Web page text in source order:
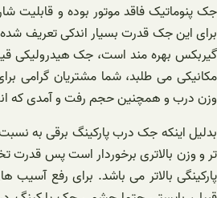
جک پنوماتیک فاقد موتور بوده و قابلیت
برای این جک قدرت بسیار اندکی تعریف
گیربکس بهره مند است، جک هیدرولیکی
مکانیکی می طلبد، شما مشتریان گرامی
وزن درب و همچنین حجم رفت و آمدی که
بدلیل اینکه جک درب پارکینگ برقی به
تر و وزن بالاتری برخوردار است پس
پارکینگی بالاتر می باشد. برای رفع آسیب